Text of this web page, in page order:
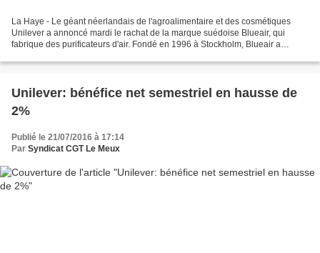
La Haye - Le géant néerlandais de l'agroalimentaire et des cosmétiques
Unilever a annoncé mardi le rachat de la marque suédoise Blueair, qui
fabrique des purificateurs d'air. Fondé en 1996 à Stockholm, Blueair a
Unilever: bénéfice net semestriel en hausse de
2%
Publié le 21/07/2016 à 17:14
Par Syndicat CGT Le Meux